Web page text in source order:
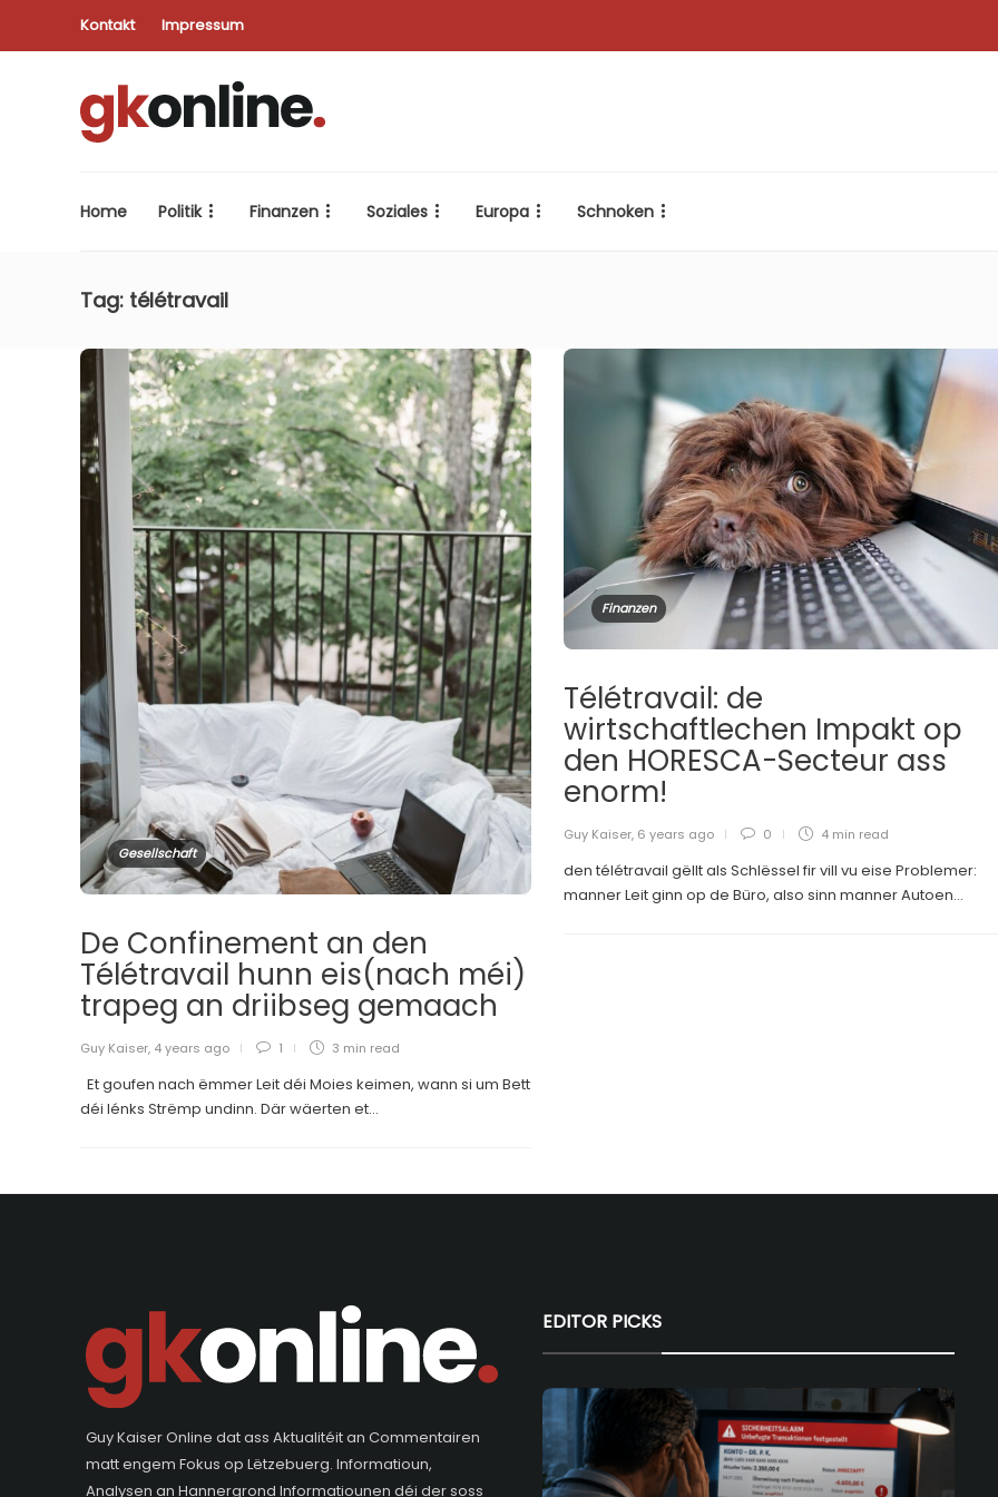
Kontakt Impressum
Home Politik Finanzen Soziales Europa Schnoken
Tag: télétravail
Gesellschaft
De Confinement an den
Télétravail hunn eis(nach méi)
trapeg an driibseg gemaach
Guy Kaiser, 4 years ago 1 3 min read
Et goufen nach ëmmer Leit déi Moies keimen, wann si um Bett
déi lénks Strëmp undinn. Där wäerten et...
Finanzen
Télétravail: de
wirtschaftlechen Impakt op
den HORESCA-Secteur ass
enorm!
Guy Kaiser, 6 years ago 0 4 min read
den télétravail gëllt als Schlëssel fir vill vu eise Problemer:
manner Leit ginn op de Büro, also sinn manner Autoen...
Guy Kaiser Online dat ass Aktualitéit an Commentairen
matt engem Fokus op Lëtzebuerg. Informatioun,
Analysen an Hannergrond Informatiounen déi der soss
EDITOR PICKS